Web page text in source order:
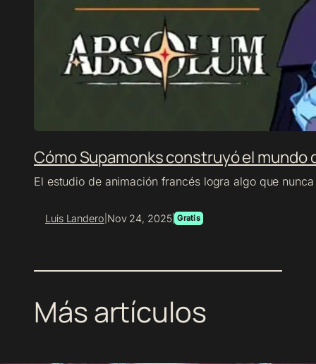
Cómo Supamonks construyó el mundo
El estudio de animación francés logra algo que
Luis Landero Nov 24, 2025| Gratis
Más artículos